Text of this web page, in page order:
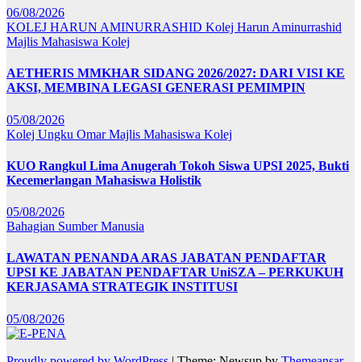
06/08/2026
KOLEJ HARUN AMINURRASHID Kolej Harun Aminurrashid
Majlis Mahasiswa Kolej
AETHERIS MMKHAR SIDANG 2026/2027: DARI VISI KE
AKSI, MEMBINA LEGASI GENERASI PEMIMPIN
05/08/2026
Kolej Ungku OmarMajlis Mahasiswa Kolej
KUO Rangkul Lima Anugerah Tokoh Siswa UPSI 2025, Bukti
Kecemerlangan Mahasiswa Holistik
05/08/2026
Bahagian Sumber Manusia
LAWATAN PENANDA ARAS JABATAN PENDAFTAR
UPSI KE JABATAN PENDAFTAR UniSZA – PERKUKUH
KERJASAMA STRATEGIK INSTITUSI
05/08/2026